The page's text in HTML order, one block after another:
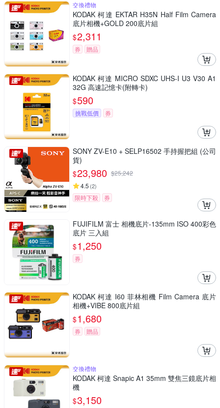
交換禮物
KODAK 柯達 EKTAR H35N Half Film Camera
底片相機+GOLD 200底片組
$2,311
券 贈品
KODAK 柯達 MICRO SDXC UHS-I U3 V30 A1
32G 高速記憶卡(附轉卡)
$590
挑戰低價 券
SONY ZV-E10 + SELP16502 手持握把組 (公司
貨)
$23,980 $25,242
4.5 (2)
限時下殺 券
FUJIFILM 富士 相機底片-135mm ISO 400彩色
底片 三入組
$1,250
券
KODAK 柯達 I60 菲林相機 Film Camera 底片
相機+VIBE 800底片組
$1,680
券 贈品
交換禮物
KODAK 柯達 Snapic A1 35mm 雙焦三鏡底片相
機
$3,150